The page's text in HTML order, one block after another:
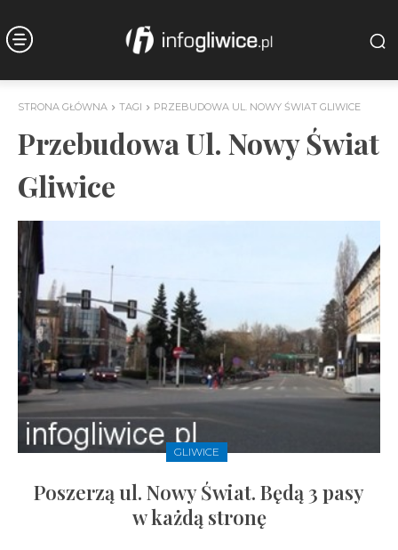
STRONA GŁÓWNA TAGI PRZEBUDOWA UL. NOWY ŚWIAT GLIWICE
Przebudowa Ul. Nowy Świat
Gliwice
GLIWICE
Poszerzą ul. Nowy Świat. Będą 3 pasy
w każdą stronę